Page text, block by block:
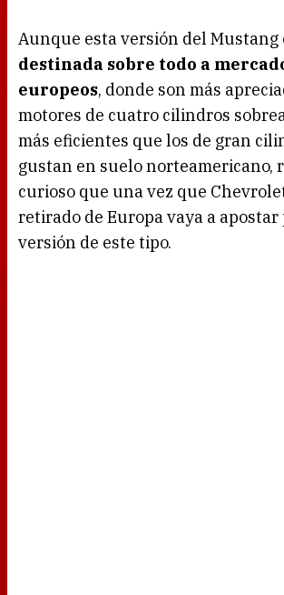
Aunque esta versión del Mustang
destinada sobre todo a
europeos, donde son más
motores de cuatro cilindros
más eficientes que los de gran
gustan en suelo norteamericano,
curioso que una vez que
retirado de Europa vaya a
versión de este tipo.